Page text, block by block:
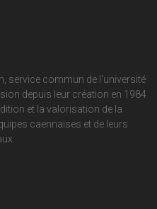
service commun de l'université
depuis leur création en 1984
et la valorisation de la
caennaises et de leurs